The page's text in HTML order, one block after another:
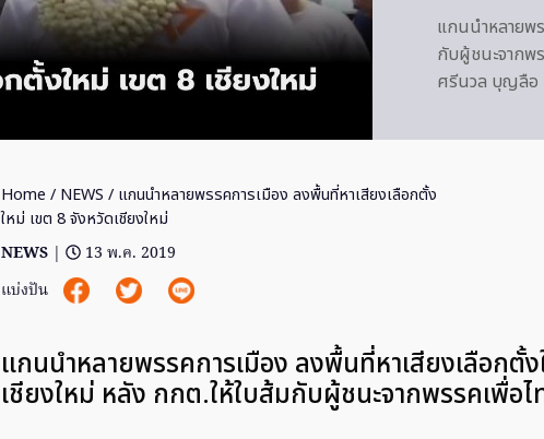
แกนนำหลายพ
กับผู้ชนะจากพ
ศรีนวล บุญลือ
Home / NEWS / แกนนำหลายพรรคการเมือง ลงพื้นที่หาเสียงเลือกตั้ง
ใหม่ เขต 8 จังหวัดเชียงใหม่
NEWS |
13 พ.ค. 2019
แบ่งปัน
แกนนำหลายพรรคการเมือง ลงพื้นที่หาเสียงเลือกตั้
เชียงใหม่ หลัง กกต.ให้ใบส้มกับผู้ชนะจากพรรคเพื่อไ